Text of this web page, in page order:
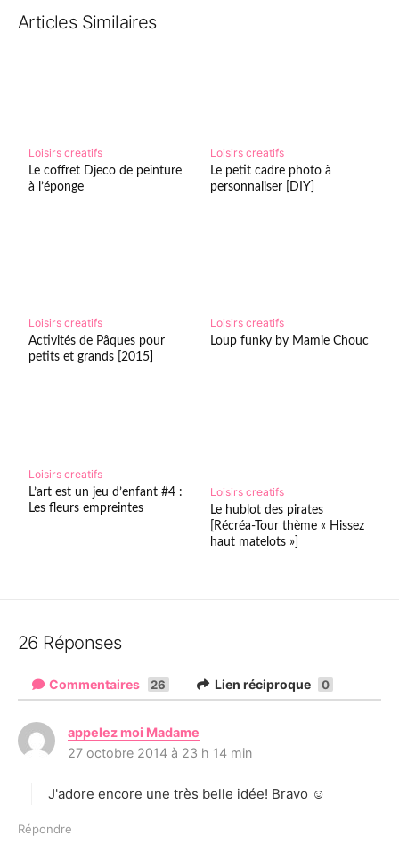
Articles Similaires
Loisirs creatifs
Le coffret Djeco de peinture
à l’éponge
Loisirs creatifs
Le petit cadre photo à
personnaliser [DIY]
Loisirs creatifs
Activités de Pâques pour
petits et grands [2015]
Loisirs creatifs
Loup funky by Mamie Chouc
Loisirs creatifs
L’art est un jeu d’enfant #4 :
Les fleurs empreintes
Loisirs creatifs
Le hublot des pirates
[Récréa-Tour thème « Hissez
haut matelots »]
26 Réponses
Commentaires 26 Lien réciproque 0
appelez moi Madame
i
:
27 octobre 2014 à 23 h 14 min
J'adore encore une très belle idée! Bravo ☺
Répondre